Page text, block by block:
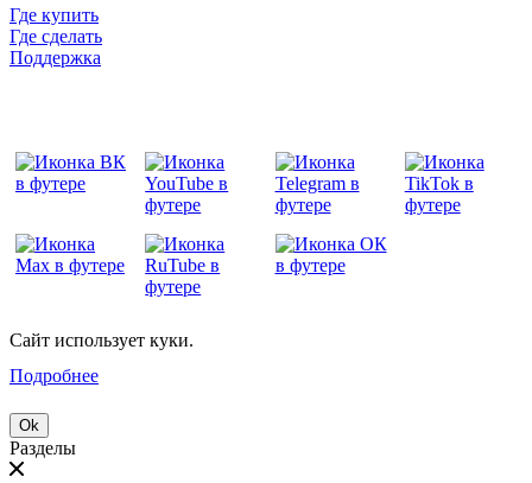
Где купить
Где сделать
Поддержка
Сайт использует куки.
Подробнее
Ok
Разделы